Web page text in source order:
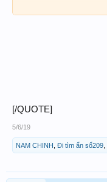
[/QUOTE]
5/6/19
NAM CHINH Đi tìm ẩn số209